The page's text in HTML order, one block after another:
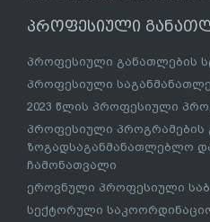
პროფესიული
პროფესიული განათლების
პროფესიული
2023 წლის პროფესიული
პროფესიული პროგრამების
ზოგადსაგანმანათლებლო
ჩამონათვალი
ეროვნული პროფესიული
სექტორული